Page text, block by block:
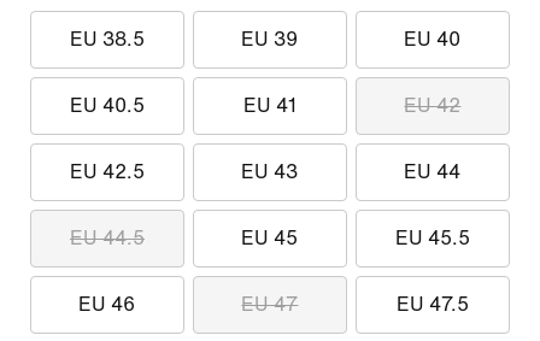
EU 38.5 EU 39 EU 40
EU 40.5 EU 41 EU 42
EU 42.5 EU 43 EU 44
EU 44.5 EU 45 EU 45.5
EU 46 EU 47 EU 47.5